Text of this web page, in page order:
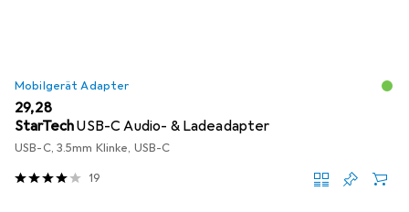
Mobilgerät Adapter
EUR
29,28
StarTechUSB-C Audio- & Ladeadapter
USB-C, 3.5mm Klinke, USB-C
19